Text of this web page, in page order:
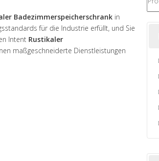
Badezimmerspeicherschrank in
für die Industrie erfüllt, und Sie
Intent Rustikaler
maßgeschneiderte Dienstleistungen